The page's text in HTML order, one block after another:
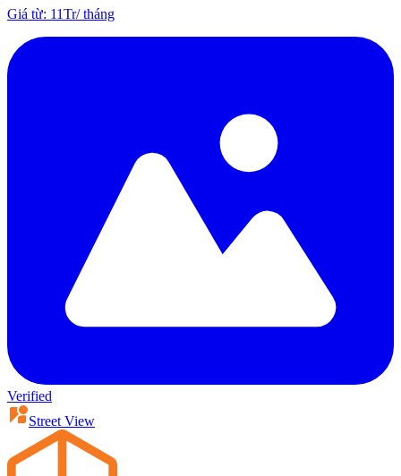
Giá từ: 11Tr/tháng
Verified
Street View